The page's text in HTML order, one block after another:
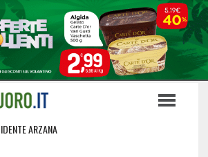
ARZANA